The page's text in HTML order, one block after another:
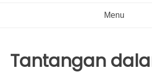
Menu
Tantangan